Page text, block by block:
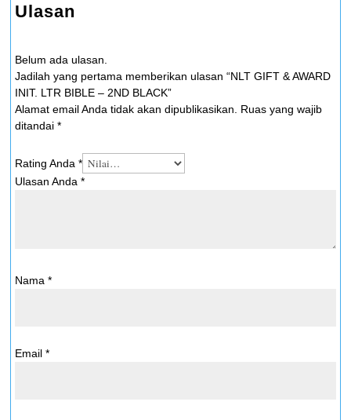
Ulasan
Belum ada ulasan.
Jadilah yang pertama memberikan ulasan “NLT GIFT & AWARD
INIT. LTR BIBLE – 2ND BLACK”
Alamat email Anda tidak akan dipublikasikan.
Ruas yang wajib
ditandai *
Rating Anda *
Ulasan Anda *
Nama *
Email *